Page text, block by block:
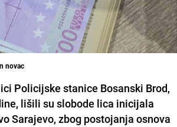
novac
Policijske stanice Bosanski Brod,
lišili su slobode lica inicijala
Sarajevo, zbog postojanja osnova